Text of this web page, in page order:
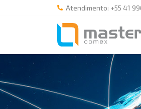
Atendimento: +55 41
A Mastersul
Serviços